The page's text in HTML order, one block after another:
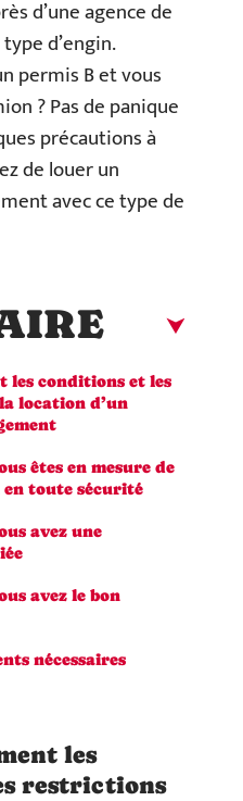
d’une agence de
d’engin.
permis B et vous
? Pas de panique
précautions à
de louer un
avec ce type de
les conditions et les
location d’un
êtes en mesure de
toute sécurité
avez une
avez le bon
nécessaires
les
restrictions